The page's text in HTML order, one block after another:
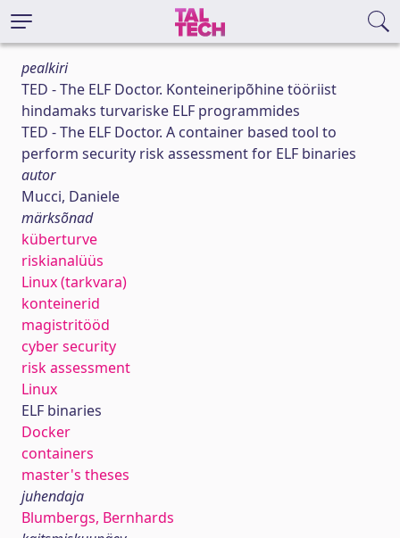
pealkiri
TED - The ELF Doctor. Konteineripõhine tööriist
hindamaks turvariske ELF programmides
TED - The ELF Doctor. A container based tool to
perform security risk assessment for ELF binaries
autor
Mucci, Daniele
märksõnad
küberturve
riskianalüüs
Linux (tarkvara)
konteinerid
magistritööd
cyber security
risk assessment
Linux
ELF binaries
Docker
containers
master's theses
juhendaja
Blumbergs, Bernhards